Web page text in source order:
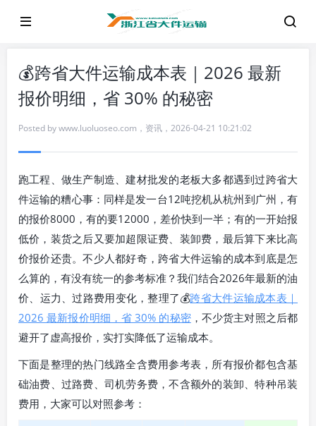
💰跨省大件运输成本表｜2026 最新
报价明细，省 30% 的秘密
Posted bywww.luoluoseo.com ， 资讯 ， 2026-04-21 10:21:02
跑工程、做生产制造、建材批发的老板大多都遇到过跨省大
件运输的糟心事：同样是发一台12吨挖机从杭州到广州，有
的报价8000，有的要12000，差价快到一半；有的一开始报
低价，装货之后又要加超限证费、装卸费，最后算下来比高
价报价还贵。不少人都好奇，跨省大件运输的成本到底是怎
么算的，有没有统一的参考标准？我们结合2026年最新的油
价、运力、过路费用变化，整理了💰跨省大件运输成本表｜
2026 最新报价明细，省 30% 的秘密，不少货主对照之后都
避开了虚高报价，实打实降低了运输成本。
下面是整理的热门线路全含费用参考表，所有报价都包含基
础油费、过路费、司机劳务费，不含额外的装卸、特种吊装
费用，大家可以对照参考：